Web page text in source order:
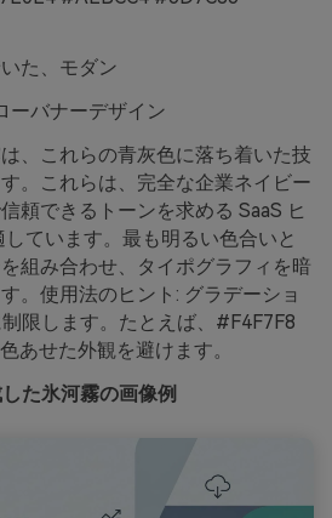
た、モダン
ーバナーデザイン
、これらの青灰色に落ち着いた技
。これらは、完全な企業ネイビー
頼できるトーンを求める SaaS ヒ
ています。最も明るい色合いと
組み合わせ、タイポグラフィを暗
。使用法のヒント: グラデーショ
限します。たとえば、#F4F7F8
あせた外観を避けます。
た氷河霧の画像例